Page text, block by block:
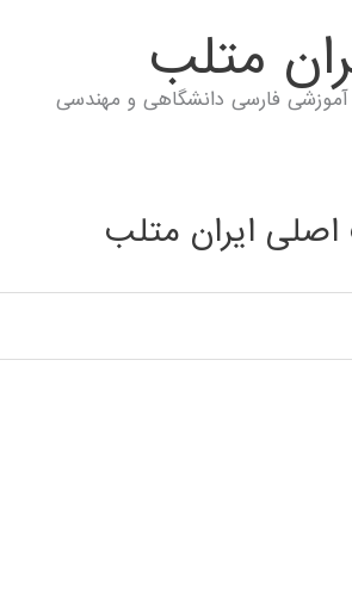
متلب
فارسی دانشگاهی و مهندسی
ایران متلب